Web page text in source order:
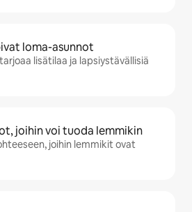
loma-asunnot
lisätilaa ja lapsiystävällisiä
joihin voi tuoda lemmikin
joihin lemmikit ovat